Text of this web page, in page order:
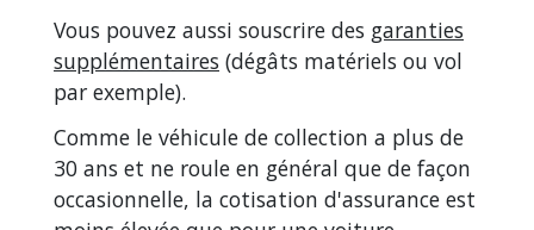
Vous pouvez aussi souscrire des garanties
supplémentaires (dégâts matériels ou vol
par exemple).
Comme le véhicule de collection a plus de
30 ans et ne roule en général que de façon
occasionnelle, la cotisation d'assurance est